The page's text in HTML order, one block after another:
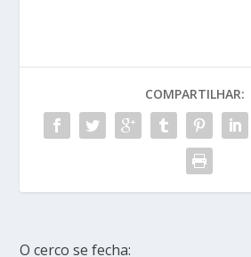
COMPARTILHAR:
O cerco se fecha: